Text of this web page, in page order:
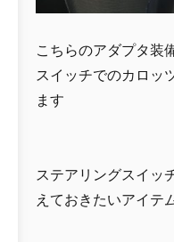
こちらのアダプタ装
スイッチでのカロッ
ます
ステアリングスイッ
えておきたいアイテ